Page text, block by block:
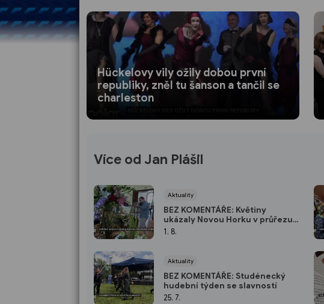
Hückelovy vily ožily dobou první
republiky, zněl tu šanson a tančil se
charleston
Více od Jan Plášil
Aktuality
BEZ KOMENTÁŘE: Květiny
ukázaly Novou Horku v průřezu
dějin
1. 8.
Aktuality
BEZ KOMENTÁŘE: Studénecký
hudební týden se slavností
25. 7.